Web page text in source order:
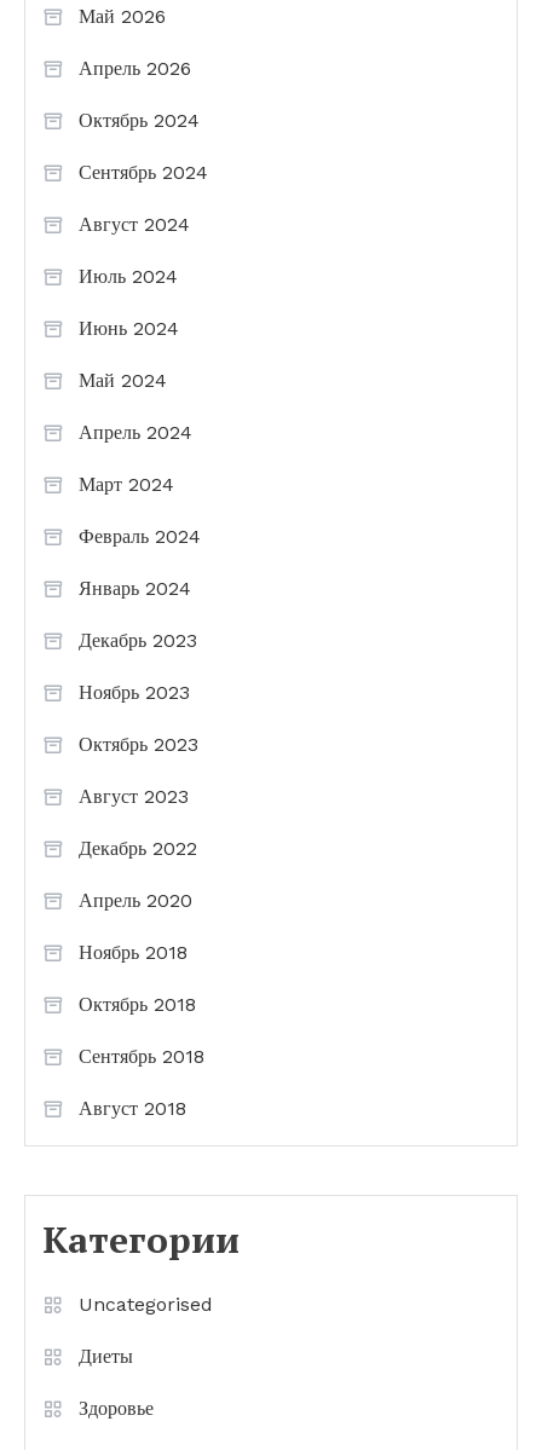
Май 2026
Апрель 2026
Октябрь 2024
Сентябрь 2024
Август 2024
Июль 2024
Июнь 2024
Май 2024
Апрель 2024
Март 2024
Февраль 2024
Январь 2024
Декабрь 2023
Ноябрь 2023
Октябрь 2023
Август 2023
Декабрь 2022
Апрель 2020
Ноябрь 2018
Октябрь 2018
Сентябрь 2018
Август 2018
Категории
Uncategorised
Диеты
Здоровье